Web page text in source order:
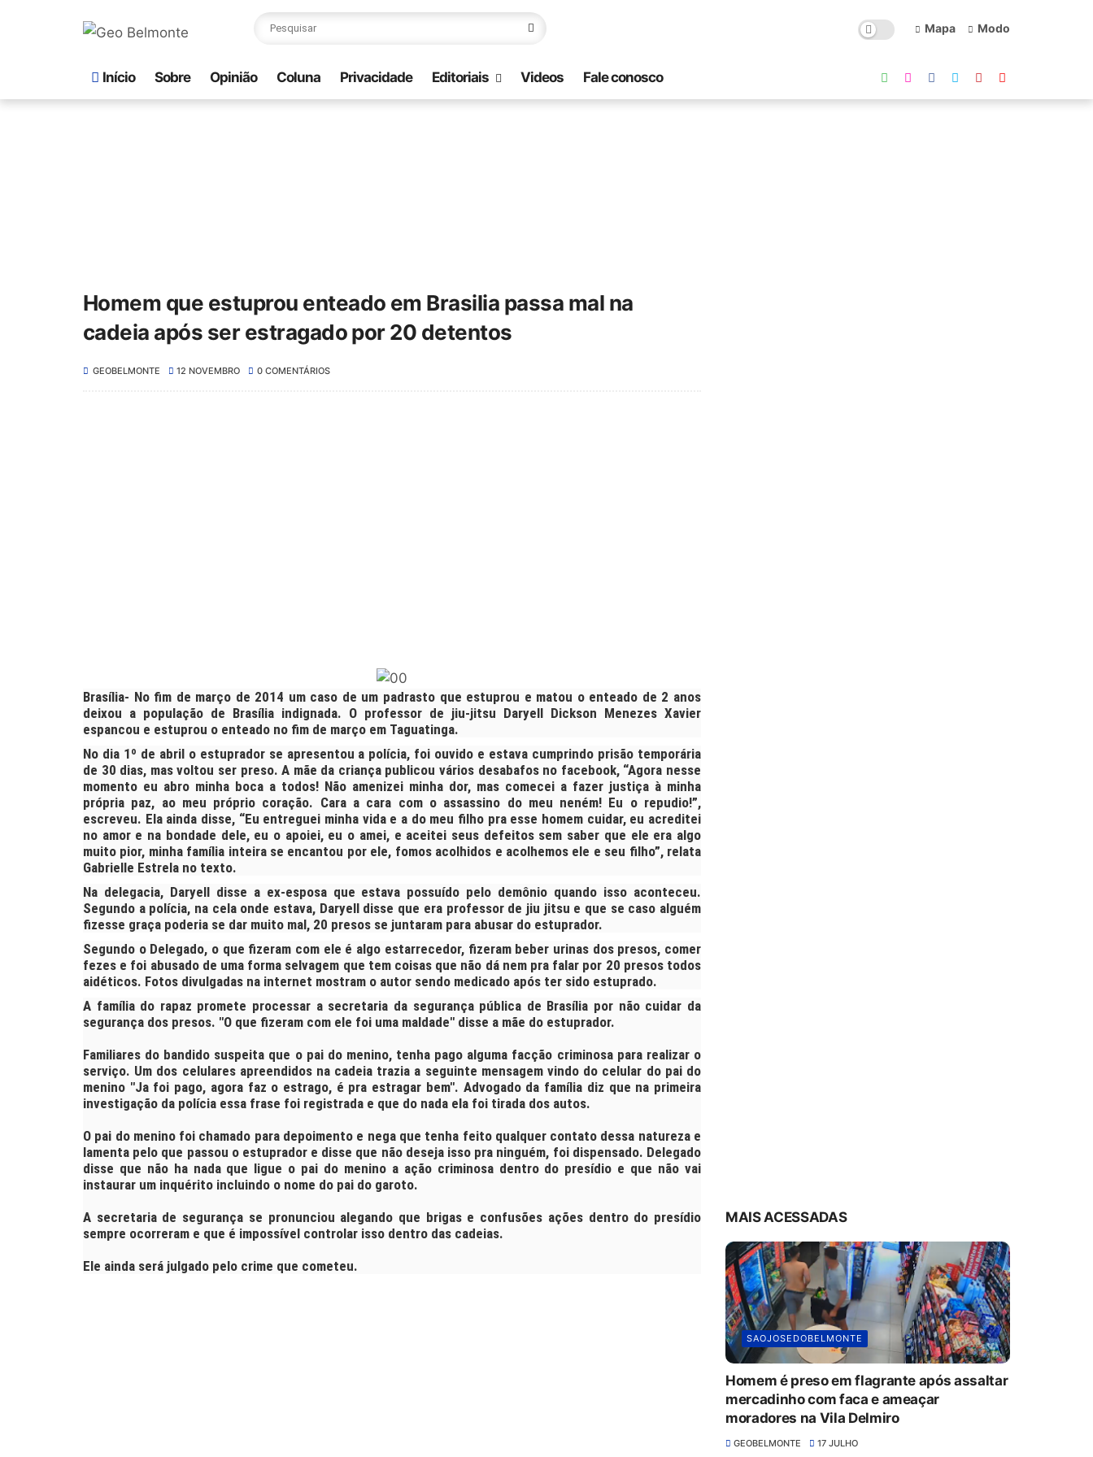
Mapa Modo
Início Sobre Opinião Coluna Privacidade Editoriais Videos Fale conosco
Homem que estuprou enteado em Brasilia passa mal na
cadeia após ser estragado por 20 detentos
GEOBELMONTE 12 NOVEMBRO 0 COMENTÁRIOS
Brasília- No fim de março de 2014 um caso de um padrasto que estuprou e matou o enteado de 2 anos
deixou a população de Brasília indignada. O professor de jiu-jitsu Daryell Dickson Menezes Xavier
espancou e estuprou o enteado no fim de março em Taguatinga.
No dia 1º de abril o estuprador se apresentou a polícia, foi ouvido e estava cumprindo prisão temporária
de 30 dias, mas voltou ser preso. A mãe da criança publicou vários desabafos no facebook, “Agora nesse
momento eu abro minha boca a todos! Não amenizei minha dor, mas comecei a fazer justiça à minha
própria paz, ao meu próprio coração. Cara a cara com o assassino do meu neném! Eu o repudio!”,
escreveu. Ela ainda disse, “Eu entreguei minha vida e a do meu filho pra esse homem cuidar, eu acreditei
no amor e na bondade dele, eu o apoiei, eu o amei, e aceitei seus defeitos sem saber que ele era algo
muito pior, minha família inteira se encantou por ele, fomos acolhidos e acolhemos ele e seu filho”, relata
Gabrielle Estrela no texto.
Na delegacia, Daryell disse a ex-esposa que estava possuído pelo demônio quando isso aconteceu.
Segundo a polícia, na cela onde estava, Daryell disse que era professor de jiu jitsu e que se caso alguém
fizesse graça poderia se dar muito mal, 20 presos se juntaram para abusar do estuprador.
Segundo o Delegado, o que fizeram com ele é algo estarrecedor, fizeram beber urinas dos presos, comer
fezes e foi abusado de uma forma selvagem que tem coisas que não dá nem pra falar por 20 presos todos
aidéticos. Fotos divulgadas na internet mostram o autor sendo medicado após ter sido estuprado.
A família do rapaz promete processar a secretaria da segurança pública de Brasília por não cuidar da
segurança dos presos. "O que fizeram com ele foi uma maldade" disse a mãe do estuprador.
Familiares do bandido suspeita que o pai do menino, tenha pago alguma facção criminosa para realizar o
serviço. Um dos celulares apreendidos na cadeia trazia a seguinte mensagem vindo do celular do pai do
menino "Ja foi pago, agora faz o estrago, é pra estragar bem". Advogado da família diz que na primeira
investigação da polícia essa frase foi registrada e que do nada ela foi tirada dos autos.
O pai do menino foi chamado para depoimento e nega que tenha feito qualquer contato dessa natureza e
lamenta pelo que passou o estuprador e disse que não deseja isso pra ninguém, foi dispensado. Delegado
disse que não ha nada que ligue o pai do menino a ação criminosa dentro do presídio e que não vai
instaurar um inquérito incluindo o nome do pai do garoto.
A secretaria de segurança se pronunciou alegando que brigas e confusões ações dentro do presídio
sempre ocorreram e que é impossível controlar isso dentro das cadeias.
Ele ainda será julgado pelo crime que cometeu.
MAIS ACESSADAS
SAOJOSEDOBELMONTE
Homem é preso em flagrante após assaltar
mercadinho com faca e ameaçar
moradores na Vila Delmiro
GEOBELMONTE 17 JULHO